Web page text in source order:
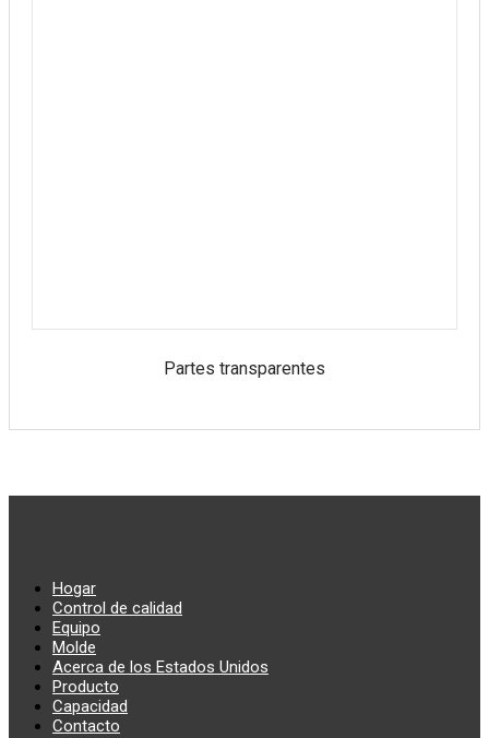
Partes transparentes
Hogar
Control de calidad
Equipo
Molde
Acerca de los Estados Unidos
Producto
Capacidad
Contacto